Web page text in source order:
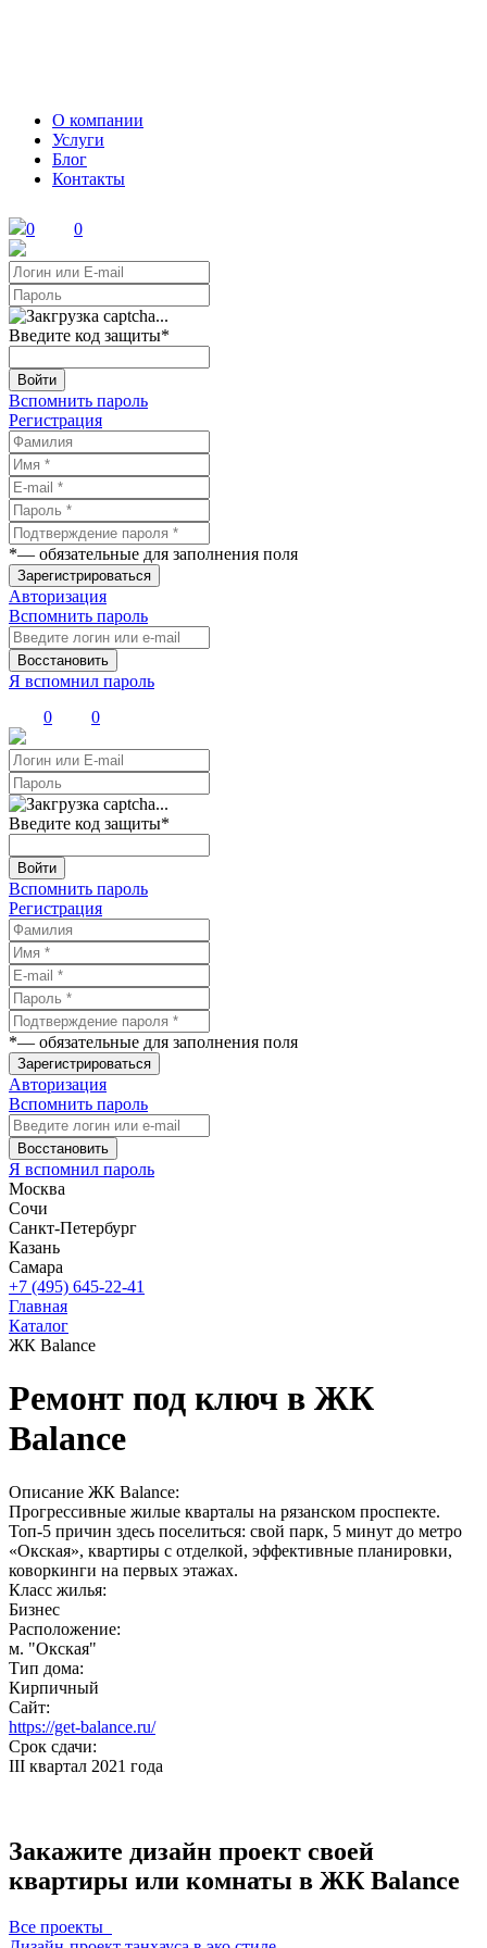
О компании
Услуги
Блог
Контакты
0 0
Введите код защиты*
Войти
Вспомнить пароль
Регистрация
*— обязательные для заполнения поля
Зарегистрироваться
Авторизация
Вспомнить пароль
Восстановить
Я вспомнил пароль
0
0
Введите код защиты*
Войти
Вспомнить пароль
Регистрация
*— обязательные для заполнения поля
Зарегистрироваться
Авторизация
Вспомнить пароль
Восстановить
Я вспомнил пароль
Москва
Сочи
Санкт-Петербург
Казань
Самара
+7 (495) 645-22-41
Главная
Каталог
ЖК Balance
Ремонт под ключ в ЖК
Balance
Описание ЖК Balance:
Прогрессивные жилые кварталы на рязанском проспекте.
Топ-5 причин здесь поселиться: свой парк, 5 минут до метро
«Окская», квартиры с отделкой, эффективные планировки,
коворкинги на первых этажах.
Класс жилья:
Бизнес
Расположение:
м. "Окская"
Тип дома:
Кирпичный
Сайт:
https://get-balance.ru/
Срок сдачи:
III квартал 2021 года
Закажите дизайн проект своей
квартиры или комнаты в ЖК Balance
Все проекты